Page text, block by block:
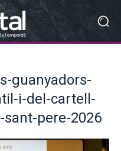
guanyadors-
i-del-cartell-
pere-2026